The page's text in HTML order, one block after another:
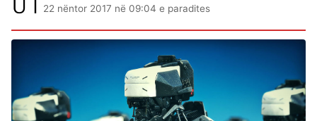
22 nëntor 2017 në 09:04 e paradites